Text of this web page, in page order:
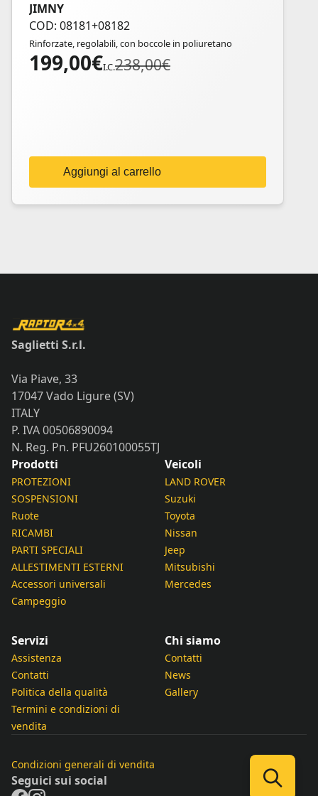
JIMNY
COD: 08181+08182
Rinforzate, regolabili, con boccole in poliuretano
238,00€
Il
prezzo
199,00€
Il
prezzo
I.C.
Aggiungi al carrello
Saglietti S.r.l.
Via Piave, 33
17047 Vado Ligure (SV)
ITALY
P. IVA 00506890094
N. Reg. Pn. PFU260100055TJ
Prodotti
PROTEZIONI
SOSPENSIONI
Ruote
RICAMBI
PARTI SPECIALI
ALLESTIMENTI ESTERNI
Accessori universali
Campeggio
Veicoli
LAND ROVER
Suzuki
Toyota
Nissan
Jeep
Mitsubishi
Mercedes
Servizi
Assistenza
Contatti
Politica della qualità
Termini e condizioni di
vendita
Chi siamo
Contatti
News
Gallery
Condizioni generali di vendita
Seguici sui social